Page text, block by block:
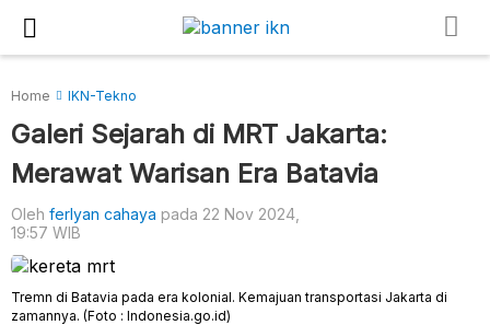
Home IKN-Tekno
Galeri Sejarah di MRT Jakarta:
Merawat Warisan Era Batavia
Oleh ferlyan cahaya pada 22 Nov 2024,
19:57 WIB
Tremn di Batavia pada era kolonial. Kemajuan transportasi Jakarta di
zamannya. (Foto : Indonesia.go.id)